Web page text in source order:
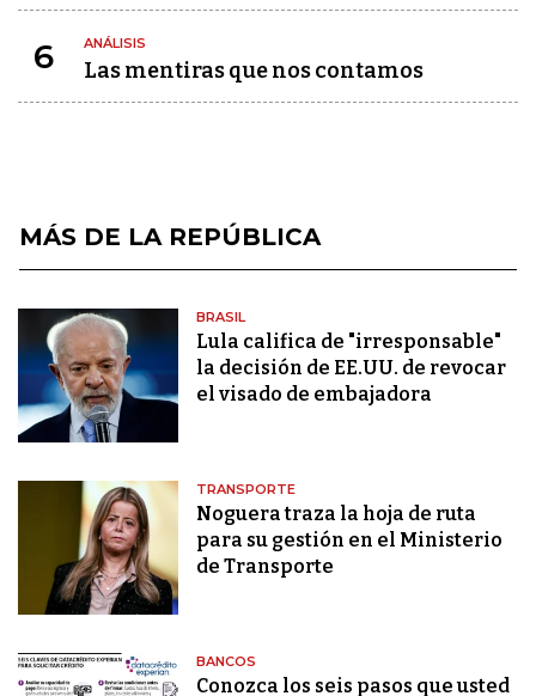
6 ANÁLISIS
Las mentiras que nos contamos
MÁS DE LA REPÚBLICA
BRASIL
Lula califica de "irresponsable"
la decisión de EE.UU. de revocar
el visado de embajadora
TRANSPORTE
Noguera traza la hoja de ruta
para su gestión en el Ministerio
de Transporte
BANCOS
Conozca los seis pasos que usted